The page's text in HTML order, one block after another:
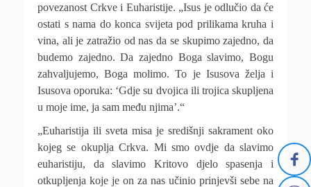
povezanost Crkve i Euharistije. „Isus je odlučio da će
ostati s nama do konca svijeta pod prilikama kruha i
vina, ali je zatražio od nas da se skupimo zajedno, da
budemo zajedno. Da zajedno Boga slavimo, Bogu
zahvaljujemo, Boga molimo. To je Isusova želja i
Isusova oporuka: ‘Gdje su dvojica ili trojica skupljena
u moje ime, ja sam među njima’.“
„Euharistija ili sveta misa je središnji sakrament oko
kojeg se okuplja Crkva. Mi smo ovdje da slavimo
euharistiju, da slavimo Kritovo djelo spasenja i
otkupljenja koje je on za nas učinio prinjevši sebe na